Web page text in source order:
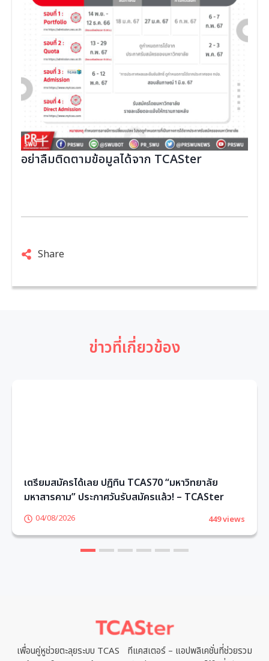
อย่าลืมติดตามข้อมูลได้จาก TCASter
Share
ข่าวที่เกี่ยวข้อง
เตรียมสมัครได้เลย ปฏิทิน TCAS70 “มหาวิทยาลัย
มหาสารคาม” ประกาศวันรับสมัครแล้ว! – TCASter
04/08/2026 449 views
3 4 5 6
เพื่อนคู่หูช่วยตะลุยระบบ TCAS ทีแคสเตอร์ – แอปพลิเคชั่นที่ช่วยรวม